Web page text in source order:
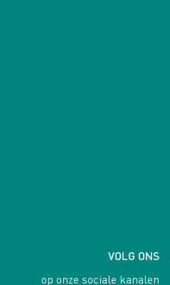
VOLG ONS
op onze sociale kanalen